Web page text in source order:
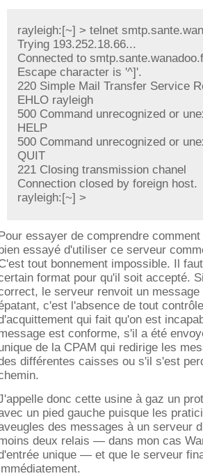
rayleigh:[~] > telnet
Trying 193.252.18.66...
Connected to
Escape character is '^]'.
220 Simple Mail Transfer Service
EHLO rayleigh
500 Command unrecognized or
HELP
500 Command unrecognized or
QUIT
221 Closing transmission chanel
Connection closed by foreign host.
rayleigh:[~] >
Pour essayer de comprendre
bien essayé d'utiliser ce serveur
tout bonnement impossible. Il
format pour qu'il soit accepté.
le serveur renvoit un
c'est l'absence de tout
qui fait qu'on est
est conforme, s'il a été
de la CPAM qui redirige les
différentes caisses ou s'il s'est
donc cette usine à gaz un
un pied gauche puisque les
des messages à un serveur
deux relais — dans mon cas
unique — et que le serveur